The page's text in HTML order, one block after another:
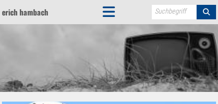
erich hambach Suchbegriff